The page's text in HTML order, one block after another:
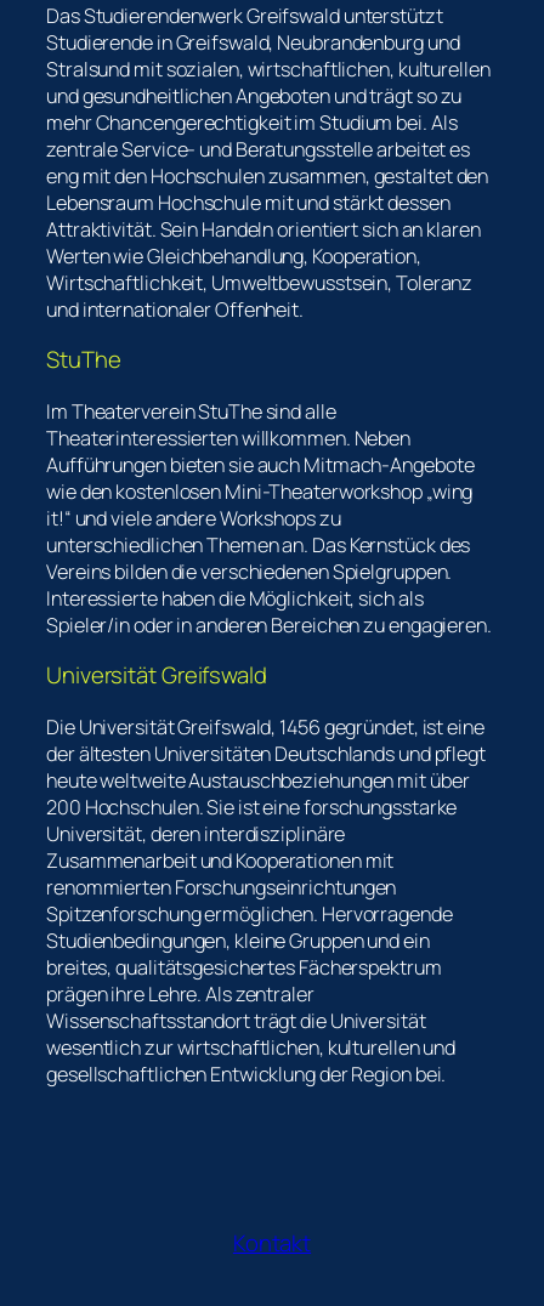
Das Studierendenwerk Greifswald unterstützt
Studierende in Greifswald, Neubrandenburg und
Stralsund mit sozialen, wirtschaftlichen, kulturellen
und gesundheitlichen Angeboten und trägt so zu
mehr Chancengerechtigkeit im Studium bei. Als
zentrale Service- und Beratungsstelle arbeitet es
eng mit den Hochschulen zusammen, gestaltet den
Lebensraum Hochschule mit und stärkt dessen
Attraktivität. Sein Handeln orientiert sich an klaren
Werten wie Gleichbehandlung, Kooperation,
Wirtschaftlichkeit, Umweltbewusstsein, Toleranz
und internationaler Offenheit.
StuThe
Im Theaterverein StuThe sind alle
Theaterinteressierten willkommen. Neben
Aufführungen bieten sie auch Mitmach-Angebote
wie den kostenlosen Mini-Theaterworkshop „wing
it!“ und viele andere Workshops zu
unterschiedlichen Themen an. Das Kernstück des
Vereins bilden die verschiedenen Spielgruppen.
Interessierte haben die Möglichkeit, sich als
Spieler/in oder in anderen Bereichen zu engagieren.
Universität Greifswald
Die Universität Greifswald, 1456 gegründet, ist eine
der ältesten Universitäten Deutschlands und pflegt
heute weltweite Austauschbeziehungen mit über
200 Hochschulen. Sie ist eine forschungsstarke
Universität, deren interdisziplinäre
Zusammenarbeit und Kooperationen mit
renommierten Forschungseinrichtungen
Spitzenforschung ermöglichen. Hervorragende
Studienbedingungen, kleine Gruppen und ein
breites, qualitätsgesichertes Fächerspektrum
prägen ihre Lehre. Als zentraler
Wissenschaftsstandort trägt die Universität
wesentlich zur wirtschaftlichen, kulturellen und
gesellschaftlichen Entwicklung der Region bei.
Kontakt